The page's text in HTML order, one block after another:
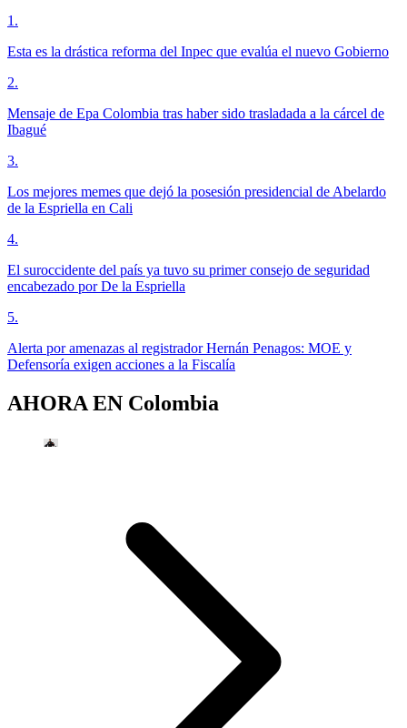
1 .
Esta es la drástica reforma del Inpec que evalúa el nuevo Gobierno
2.
Mensaje de Epa Colombia tras haber sido trasladada a la cárcel de
Ibagué
3.
Los mejores memes que dejó la posesión presidencial de Abelardo
de la Espriella en Cali
4.
El suroccidente del país ya tuvo su primer consejo de seguridad
encabezado por De la Espriella
5.
Alerta por amenazas al registrador Hernán Penagos: MOE y
Defensoría exigen acciones a la Fiscalía
AHORA EN Colombia